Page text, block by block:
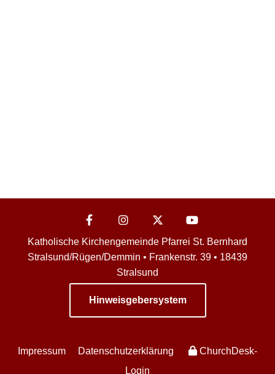
Katholische Kirchengemeinde Pfarrei St. Bernhard
Stralsund/Rügen/Demmin • Frankenstr. 39 • 18439
Stralsund
Hinweisgebersystem
Impressum Datenschutzerklärung
ChurchDesk-
Login